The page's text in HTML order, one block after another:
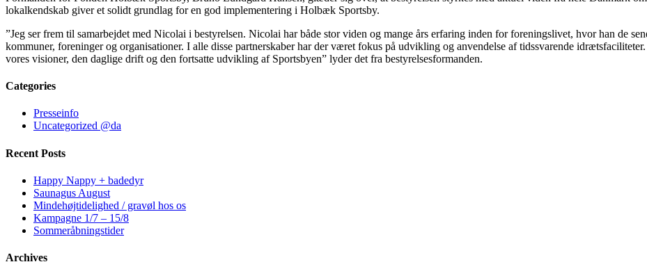
lokalkendskab giver et solidt grundlag for en god implementering i Holbæk Sportsby.
”Jeg ser frem til samarbejdet med Nicolai i bestyrelsen. Nicolai har både stor viden og mange års erfaring inden for foreningslivet, hvor han de
kommuner, foreninger og organisationer. I alle disse partnerskaber har der været fokus på udvikling og anvendelse af tidssvarende
vores visioner, den daglige drift og den fortsatte udvikling af Sportsbyen” lyder det fra bestyrelsesformanden.
Categories
Presseinfo
Uncategorized @da
Recent Posts
Happy Nappy + badedyr
Saunagus August
Mindehøjtidelighed / gravøl hos os
Kampagne 1/7 – 15/8
Sommeråbningstider
Archives